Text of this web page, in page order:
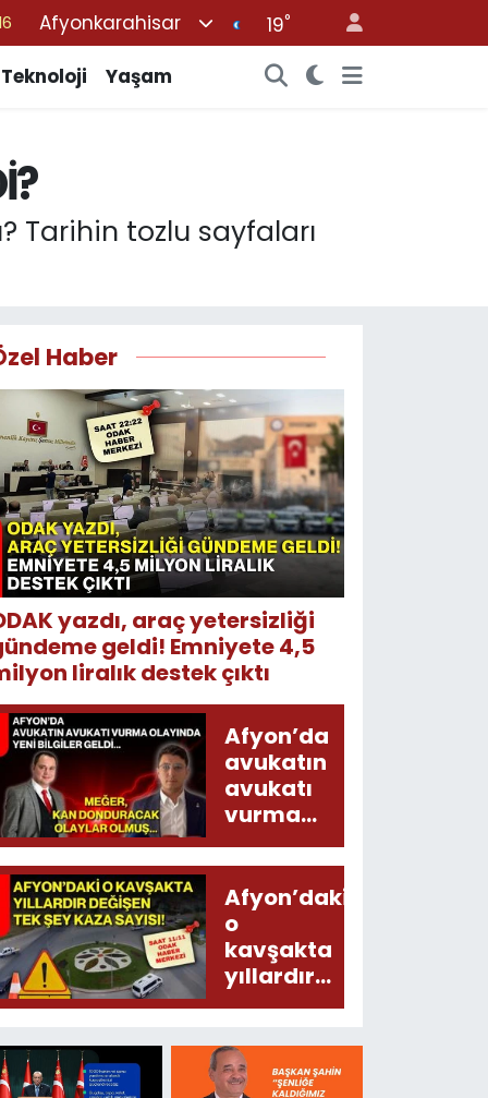
Afyonkarahisar 19°
Teknoloji Yaşam
Tarihin tozlu sayfaları
Haber
yazdı, araç yetersizliği
geldi! Emniyete 4,5
liralık destek çıktı
Afyon’da
avukatın
avukatı
vurma
olayında
yeni bilgiler
geldi...
Meğer, kan
donduracak
olaylar
olmuş...
Afyon’daki
o
kavşakta
yıllardır
değişen
kaza
sayısı!